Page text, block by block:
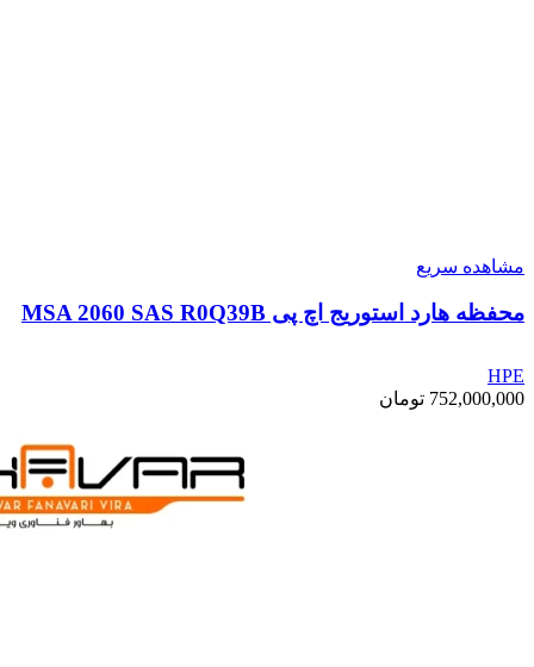
مشاهده سریع
محفظه هارد استوریج اچ پی MSA 2060 SAS R0Q39B
HPE
752,000,000 تومان